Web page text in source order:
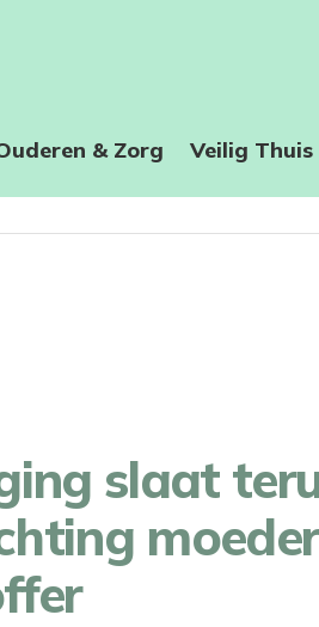
& Zorg Veilig Thuis
slaat
moeder